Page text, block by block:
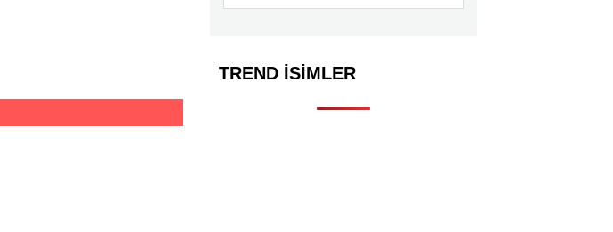
TREND İSIMLER